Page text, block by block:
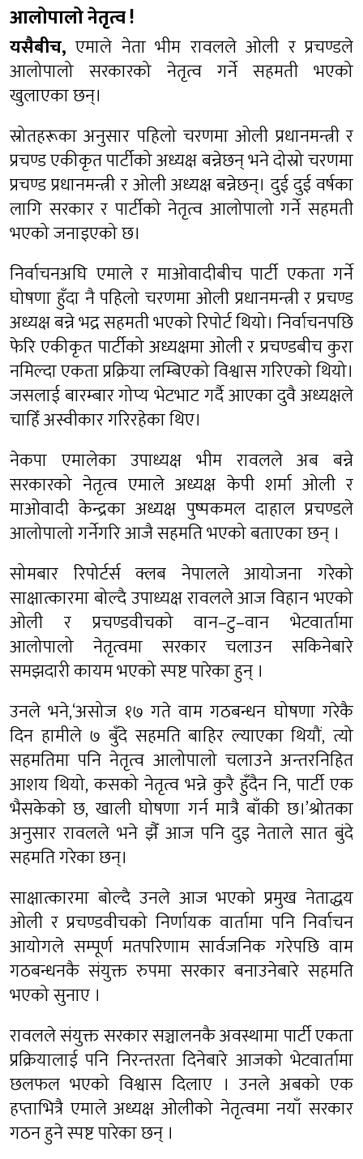
आलोपालो नेतृत्व !
यसैबीच,एमाले नेता भीम रावलले ओली र प्रचण्डले
आलोपालो सरकारको नेतृत्व गर्ने सहमती भएको
खुलाएका छन्।
स्रोतहरूका अनुसार पहिलो चरणमा ओली प्रधानमन्त्री र
प्रचण्ड एकीकृत पार्टीको अध्यक्ष बन्नेछन् भने दोस्रो चरणमा
प्रचण्ड प्रधानमन्त्री र ओली अध्यक्ष बन्नेछन्। दुई दुई वर्षका
लागि सरकार र पार्टीको नेतृत्व आलोपालो गर्ने सहमती
भएको जनाइएको छ।
निर्वाचनअघि एमाले र माओवादीबीच पार्टी एकता गर्ने
घोषणा हुँदा नै पहिलो चरणमा ओली प्रधानमन्त्री र प्रचण्ड
अध्यक्ष बन्ने भद्र सहमती भएको रिपोर्ट थियो। निर्वाचनपछि
फेरि एकीकृत पार्टीको अध्यक्षमा ओली र प्रचण्डबीच कुरा
नमिल्दा एकता प्रक्रिया लम्बिएको विश्वास गरिएको थियो।
जसलाई बारम्बार गोप्य भेटभाट गर्दै आएका दुवै अध्यक्षले
चाहिँ अस्वीकार गरिरहेका थिए।
नेकपा एमालेका उपाध्यक्ष भीम रावलले अब बन्ने
सरकारको नेतृत्व एमाले अध्यक्ष केपी शर्मा ओली र
माओवादी केन्द्रका अध्यक्ष पुष्पकमल दाहाल प्रचण्डले
आलोपालो गर्नेगरि आजै सहमति भएको बताएका छन् ।
सोमबार रिपोर्टर्स क्लब नेपालले आयोजना गरेको
साक्षात्कारमा बोल्दै उपाध्यक्ष रावलले आज विहान भएको
ओली र प्रचण्डवीचको वान–टु–वान भेटवार्तामा
आलोपालो नेतृत्वमा सरकार चलाउन सकिनेबारे
समझदारी कायम भएको स्पष्ट पारेका हुन् ।
उनले भने,‘असोज १७ गते वाम गठबन्धन घोषणा गरेकै
दिन हामीले ७ बुँदे सहमति बाहिर ल्याएका थियौं, त्यो
सहमतिमा पनि नेतृत्व आलोपालो चलाउने अन्तरनिहित
आशय थियो, कसको नेतृत्व भन्ने कुरै हुँदैन नि, पार्टी एक
भैसकेको छ, खाली घोषणा गर्न मात्रै बाँकी छ।’श्रोतका
अनुसार रावलले भने झैँ आज पनि दुइ नेताले सात बुंदे
सहमति गरेका छन्।
साक्षात्कारमा बोल्दै उनले आज भएको प्रमुख नेताद्धय
ओली र प्रचण्डवीचको निर्णायक वार्तामा पनि निर्वाचन
आयोगले सम्पूर्ण मतपरिणाम सार्वजनिक गरेपछि वाम
गठबन्धनकै संयुक्त रुपमा सरकार बनाउनेबारे सहमति
भएको सुनाए ।
रावलले संयुक्त सरकार सञ्चालनकै अवस्थामा पार्टी एकता
प्रक्रियालाई पनि निरन्तरता दिनेबारे आजको भेटवार्तामा
छलफल भएको विश्वास दिलाए । उनले अबको एक
हप्ताभित्रै एमाले अध्यक्ष ओलीको नेतृत्वमा नयाँ सरकार
गठन हुने स्पष्ट पारेका छन् ।